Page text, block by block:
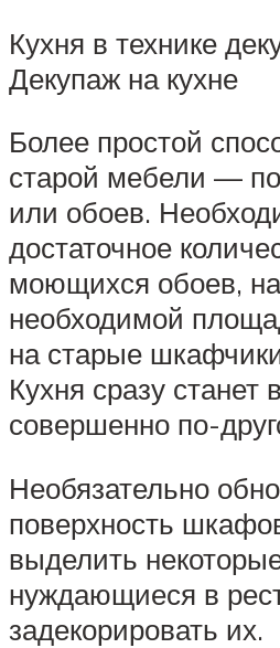
Кухня в технике
Декупаж на кухне
Более простой
старой мебели —
или обоев.
достаточное
моющихся обоев,
необходимой
на старые
Кухня сразу станет
совершенно по-
Необязательно
поверхность
выделить
нуждающиеся в
задекорировать их.